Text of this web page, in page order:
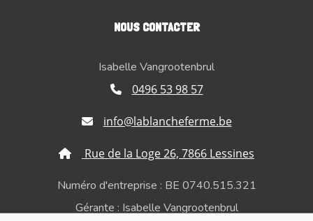
NOUS CONTACTER
Isabelle Vangrootenbrul
0496 53 98 57
info@lablancheferme.be
Rue de la Loge 26, 7866 Lessines
Numéro d'entreprise : BE 0740.515.321
Gérante : Isabelle Vangrootenbrul